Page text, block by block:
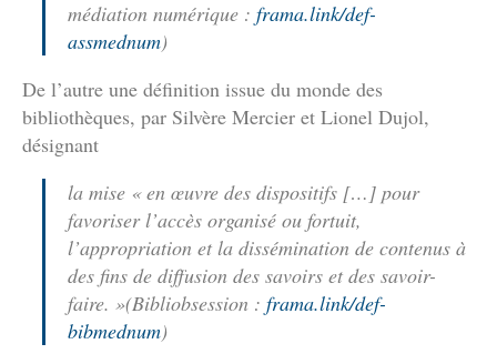
médiation numérique : frama.link/def-
assmednum)
De l’autre une définition issue du monde des
bibliothèques, par Silvère Mercier et Lionel Dujol,
désignant
la mise « en œuvre des dispositifs […] pour
favoriser l’accès organisé ou fortuit,
l’appropriation et la dissémination de contenus à
des fins de diffusion des savoirs et des savoir-
faire. »(Bibliobsession : frama.link/def-
bibmednum)